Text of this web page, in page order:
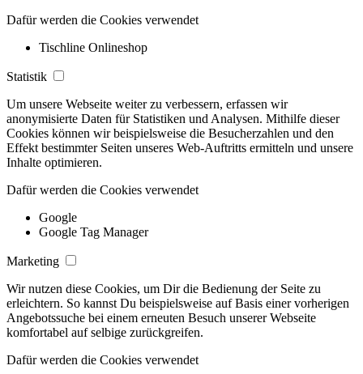
Dafür werden die Cookies verwendet
Tischline Onlineshop
Statistik
Um unsere Webseite weiter zu verbessern, erfassen wir
anonymisierte Daten für Statistiken und Analysen. Mithilfe dieser
Cookies können wir beispielsweise die Besucherzahlen und den
Effekt bestimmter Seiten unseres Web-Auftritts ermitteln und unsere
Inhalte optimieren.
Dafür werden die Cookies verwendet
Google
Google Tag Manager
Marketing
Wir nutzen diese Cookies, um Dir die Bedienung der Seite zu
erleichtern. So kannst Du beispielsweise auf Basis einer vorherigen
Angebotssuche bei einem erneuten Besuch unserer Webseite
komfortabel auf selbige zurückgreifen.
Dafür werden die Cookies verwendet